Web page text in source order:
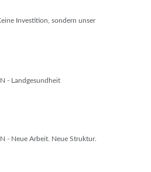
Investition, sondern unser
- Landgesundheit
- Neue Arbeit. Neue Struktur.